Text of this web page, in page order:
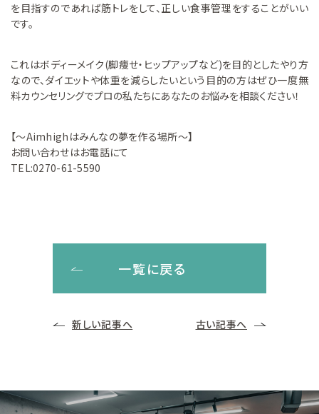
を目指すのであれば筋トレをして、正しい食事管理をすることがいい
です。
これはボディーメイク(脚痩せ・ヒップアップなど)を目的としたやり方
なので、ダイエットや体重を減らしたいという目的の方はぜひ一度無
料カウンセリングでプロの私たちにあなたのお悩みを相談ください！
【～Aimhighはみんなの夢を作る場所～】
お問い合わせはお電話にて
TEL:0270-61-5590
一覧に戻る
新しい記事へ 古い記事へ